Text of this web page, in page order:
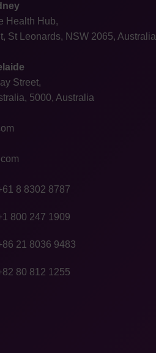
Health Hub,
St Leonards, NSW 2065, Australia
Street,
5000, Australia
8 8302 8787
800 247 1909
21 8036 9483
80 812 1255